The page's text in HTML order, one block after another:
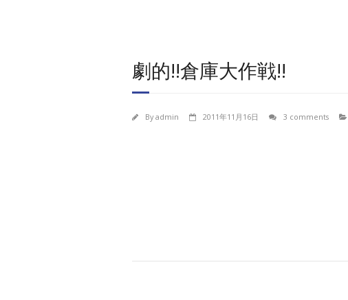
劇的!!倉庫大作戦!!
Byadmin 2011年11月16日 3 comments